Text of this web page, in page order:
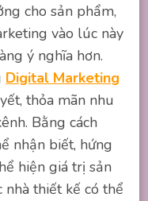
cho sản phẩm,
vào lúc này
ý nghĩa hơn.
Digital Marketing
thỏa mãn nhu
Bằng cách
nhận biết, hứng
hiện giá trị sản
nhà thiết kế có thể